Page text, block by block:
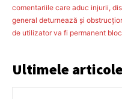
comentariile care aduc injurii,
general deturnează şi
de utilizator va fi permanent
Ultimele articole